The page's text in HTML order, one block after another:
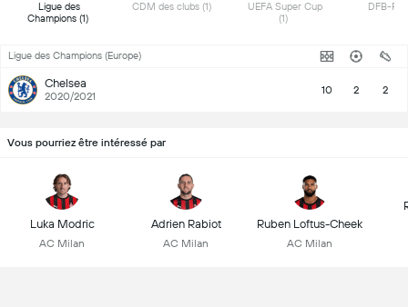
Ligue des
Champions (1)
UEFA Super Cup
Ligue des Champions (Europe)
Chelsea
2020/2021 10 2 2
Vous pourriez être intéressé par
Luka Modric
AC Milan
Adrien Rabiot
AC Milan
Ruben Loftus-Cheek
AC Milan